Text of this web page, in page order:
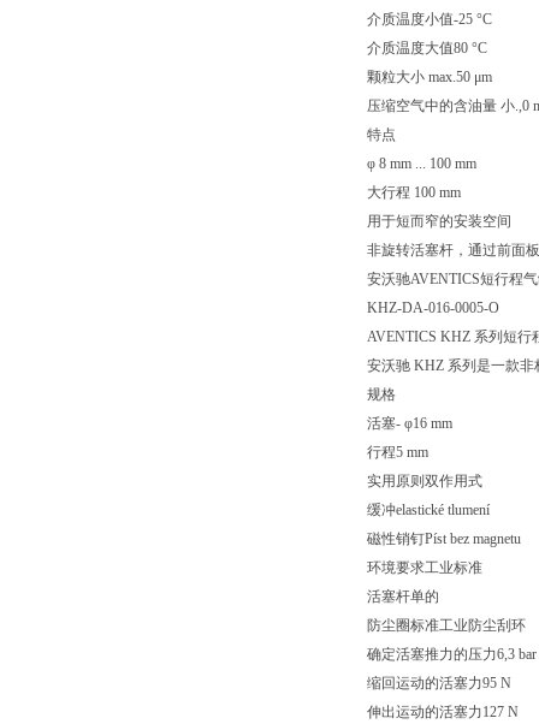
介质温度小值-25 °C
介质温度大值80 °C
颗粒大小 max.50 μm
压缩空气中的含油量 小.,0
特点
φ 8 mm ... 100 mm
大行程 100 mm
用于短而窄的安装空间
非旋转活塞杆，通过前面
安沃驰AVENTICS短行程
KHZ-DA-016-0005-O
AVENTICS KHZ 系列短行
安沃驰 KHZ 系列是一款
规格
活塞- φ16 mm
行程5 mm
实用原则双作用式
缓冲elastické tlumení
磁性销钉Píst bez magnetu
环境要求工业标准
活塞杆单的
防尘圈标准工业防尘刮环
确定活塞推力的压力6,3 bar
缩回运动的活塞力95 N
伸出运动的活塞力127 N